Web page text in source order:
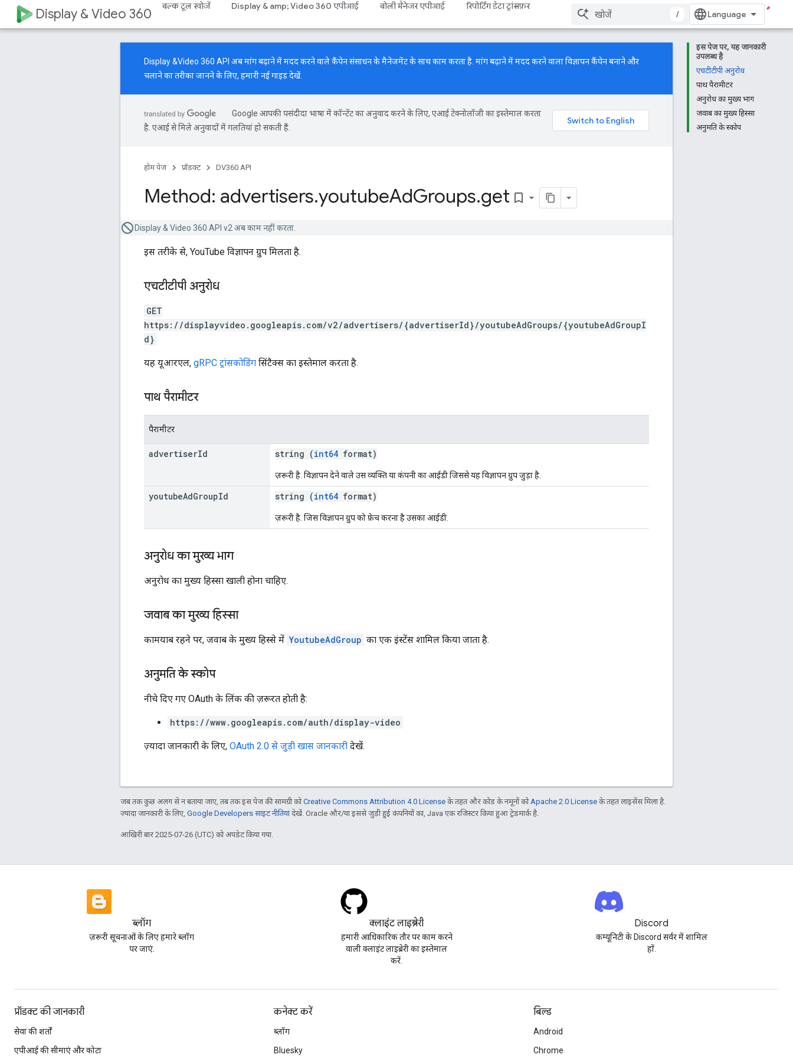
Display & Video 360 बल्क टूल खोजें Display & amp; Video 360 एपीआई बोली मैनेजर एपीआई रिपोर्टिंग डेटा ट्रांसफ़र
/
इस पेज पर, यह जानकारी
उपलब्ध है
एचटीटीपी अनुरोध
पाथ पैरामीटर
अनुरोध का मुख्य भाग
जवाब का मुख्य हिस्सा
अनुमति के स्कोप
Display &Video 360 API अब मांग बढ़ाने में मदद करने वाले कैंपेन संसाधन के मैनेजमेंट के साथ काम करता है. मांग बढ़ाने में मदद करने वाला विज्ञापन कैंपेन बनाने और
चलाने का तरीका जानने के लिए, हमारीनई गाइडदेखें.
Google आपकी पसंदीदा भाषा में कॉन्टेंट का अनुवाद करने के लिए, एआई टेक्नोलॉजी का इस्तेमाल करता
है. एआई से मिले अनुवादों में गलतियां हो सकती हैं.
होम पेज प्रॉडक्ट DV360 API
Method: advertisers.youtubeAdGroups.get bookmark_border
Display & Video 360 API v2 अब काम नहीं करता.
इस तरीके से, YouTube विज्ञापन ग्रुप मिलता है.
एचटीटीपी अनुरोध
GET
https://displayvideo.googleapis.com/v2/advertisers/{advertiserId}/youtubeAdGroups/{youtubeAdGroupI
d}
यह यूआरएल, gRPC ट्रांसकोडिंग सिंटैक्स का इस्तेमाल करता है.
पाथ पैरामीटर
पैरामीटर
advertiserId string (int64 format)
ज़रूरी है. विज्ञापन देने वाले उस व्यक्ति या कंपनी का आईडी जिससे यह विज्ञापन ग्रुप जुड़ा है.
youtubeAdGroupId string (int64 format)
ज़रूरी है. जिस विज्ञापन ग्रुप को फ़ेच करना है उसका आईडी.
अनुरोध का मुख्य भाग
अनुरोध का मुख्य हिस्सा खाली होना चाहिए.
जवाब का मुख्य हिस्सा
कामयाब रहने पर, जवाब के मुख्य हिस्से में YoutubeAdGroup का एक इंस्टेंस शामिल किया जाता है.
अनुमति के स्कोप
नीचे दिए गए OAuth के लिंक की ज़रूरत हाेती है:
https://www.googleapis.com/auth/display-video
ज़्यादा जानकारी के लिए, OAuth 2.0 से जुड़ी खास जानकारी देखें.
जब तक कुछ अलग से न बताया जाए, तब तक इस पेज की सामग्री कोCreative Commons Attribution 4.0 License के तहत और कोड के नमूनों को Apache 2.0 License के तहत लाइसेंस मिला है.
ज़्यादा जानकारी के लिए, Google Developers साइट नीतियांदेखें. Oracle और/या इससे जुड़ी हुई कंपनियों का, Java एक रजिस्टर किया हुआ ट्रेडमार्क है.
आखिरी बार 2025-07-26 (UTC) को अपडेट किया गया.
ब्लॉग
ज़रूरी सूचनाओं के लिए हमारे ब्लॉग
पर जाएं.
क्लाइंट लाइब्रेरी
हमारी आधिकारिक तौर पर काम करने
वाली क्लाइंट लाइब्रेरी का इस्तेमाल
करें.
Discord
कम्यूनिटी के Discord सर्वर में शामिल
हों.
प्रॉडक्ट की जानकारी
सेवा की शर्तों
एपीआई की सीमाएं और कोटा
कनेक्ट करें
ब्लॉग
Bluesky
बिल्ड
Android
Chrome